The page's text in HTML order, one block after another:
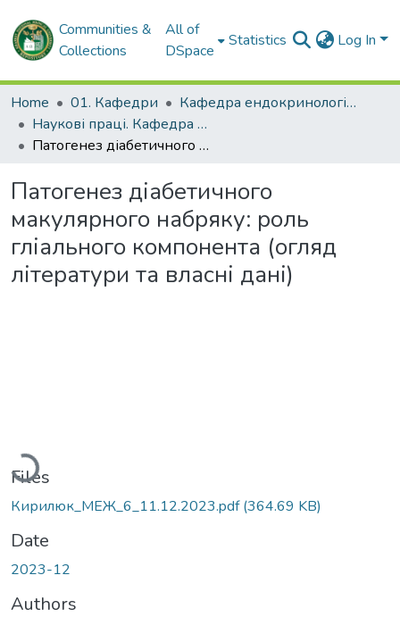
Communities &
Collections
All of
DSpace
Statistics Log In
Home 01. Кафедри
Кафедра ендокринології та дитячої ендокринології
Наукові праці. Кафедра ендокринології та дитячої ендокринології
Патогенез діабетичного макулярного набряку: роль гліального компонента (огляд літератури та власні дані)
Патогенез діабетичного
макулярного набряку: роль
гліального компонента (огляд
літератури та власні дані)
Loading...
Files
Кирилюк_МЕЖ_6_11.12.2023.pdf(364.69 KB)
Date
2023-12
Authors